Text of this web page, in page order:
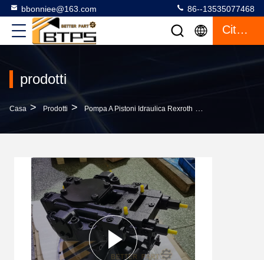
bbonniee@163.com 86--13535077468
Citazione
prodotti
Casa > Prodotti > Pompa A Pistoni Idraulica Rexroth >